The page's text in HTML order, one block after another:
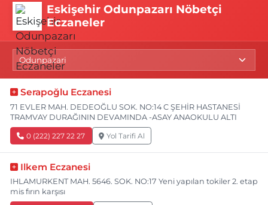
Eskişehir Odunpazarı Nöbetçi
Eczaneler
Serapoğlu Eczanesi
71 EVLER MAH. DEDEOĞLU SOK. NO:14 C ŞEHİR HASTANESİ
TRAMVAY DURAĞININ DEVAMINDA -ASAY ANAOKULU ALTI
0 (222) 227 22 27 Yol Tarifi Al
Ilkem Eczanesi
IHLAMURKENT MAH. 5646. SOK. NO:17 Yeni yapılan tokiler 2. etap
mis fırın karşısı